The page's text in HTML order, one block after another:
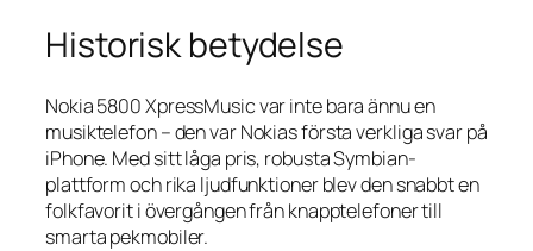
Historisk betydelse
Nokia 5800 XpressMusic var inte bara ännu en
musiktelefon – den var Nokias första verkliga svar på
iPhone. Med sitt låga pris, robusta Symbian-
plattform och rika ljudfunktioner blev den snabbt en
folkfavorit i övergången från knapptelefoner till
smarta pekmobiler.